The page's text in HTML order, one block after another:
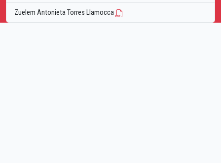
Zuelem Antonieta Torres Llamocca